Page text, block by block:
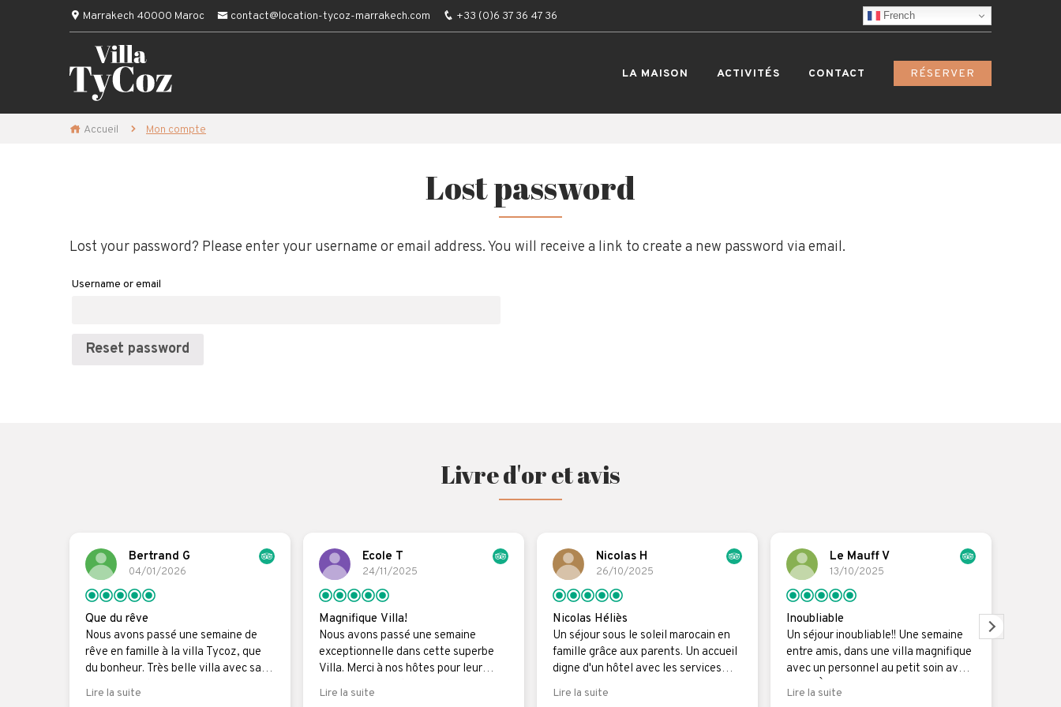
Marrakech 40000 Maroc contact@location-tycoz-marrakech.com +33 (0)6 37 36 47 36 French
LA MAISON ACTIVITÉS CONTACT RÉSERVER
Accueil Mon compte
Lost password
Lost your password? Please enter your username or email address. You will receive a link to create a new password via email.
Username or email
Reset password
Livre d'or et avis
Bertrand G
04/01/2026
Que du rêve
Nous avons passé une semaine de
rêve en famille à la villa Tycoz, que
du bonheur. Très belle villa avec sa
piscine. Mention spéciale pour le
Lire la suite
Ecole T
24/11/2025
Magnifique Villa!
Nous avons passé une semaine
exceptionnelle dans cette superbe
Villa. Merci à nos hôtes pour leur
accueil, leur gentillesse et leur
Lire la suite
Nicolas H
26/10/2025
Nicolas Héliès
Un séjour sous le soleil marocain en
famille grâce aux parents. Un accueil
digne d'un hôtel avec les services
associés. La villa dans un cadre
Lire la suite
Le Mauff V
13/10/2025
Inoubliable
Un séjour inoubliable!! Une semaine
entre amis, dans une villa magnifique
avec un personnel au petit soin avec
nous!! À refaire sans aucun doute!!
Lire la suite